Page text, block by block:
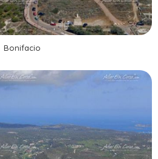
Bonifacio